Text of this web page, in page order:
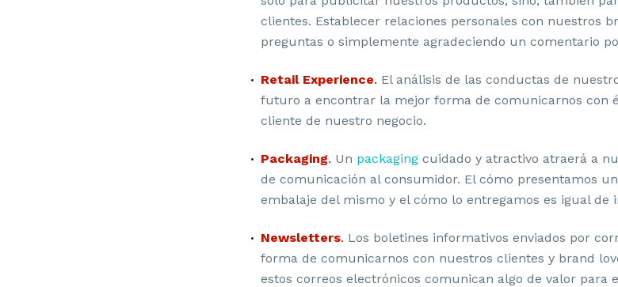
clientes. Establecer relaciones personales con nuestros
preguntas o simplemente agradeciendo un comentario
Retail Experience. El análisis de las conductas de
futuro a encontrar la mejor forma de comunicarnos con
cliente de nuestro negocio.
Packaging. Un packaging cuidado y atractivo atraerá a
de comunicación al consumidor. El cómo presentamos
embalaje del mismo y el cómo lo entregamos es igual
Newsletters. Los boletines informativos enviados por
forma de comunicarnos con nuestros clientes y brand
estos correos electrónicos comunican algo de valor para